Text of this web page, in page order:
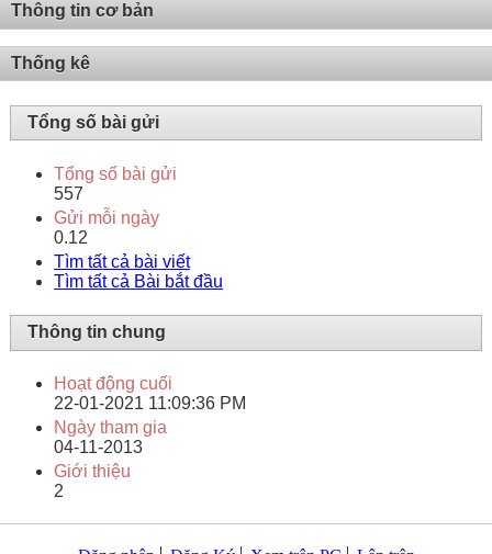
Thông tin cơ bản
Thống kê
Tổng số bài gửi
Tổng số bài gửi
557
Gửi mỗi ngày
0.12
Tìm tất cả bài viết
Tìm tất cả Bài bắt đầu
Thông tin chung
Hoạt động cuối
22-01-2021 11:09:36 PM
Ngày tham gia
04-11-2013
Giới thiệu
2